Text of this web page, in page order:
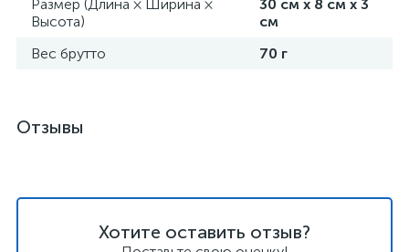
Размер (Длина × Ширина ×
Высота)
30 см х 8 см х 3
см
Вес брутто
70 г
Отзывы
Хотите оставить отзыв?